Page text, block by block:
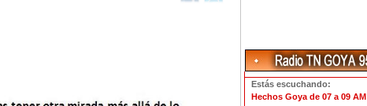
Estás escuchando:
Hechos Goya de 07 a 09 AM